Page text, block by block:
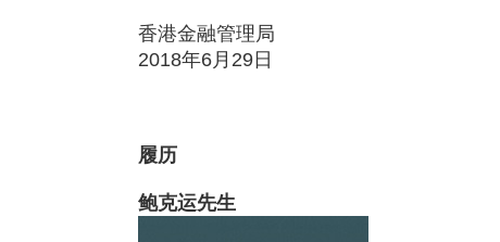
香港金融管理局
2018年6月29日
履历
鲍克运先生